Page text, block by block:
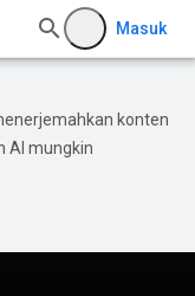
Masuk
konten
AI mungkin